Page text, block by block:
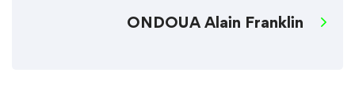
ONDOUA Alain Franklin